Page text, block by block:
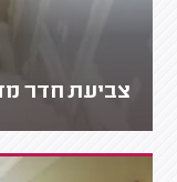
צביעת חדר